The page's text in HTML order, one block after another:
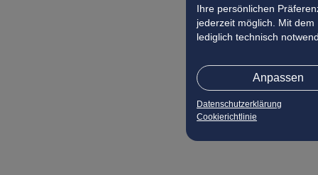
Ihre persönlichen
jederzeit möglich. Mit dem
lediglich technisch
Anpassen
Datenschutzerklärung
Cookierichtlinie